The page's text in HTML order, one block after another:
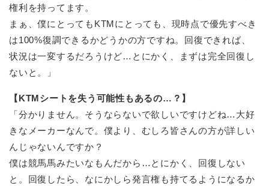
権利を持ってます。
まぁ、僕にとってもKTMにとっても、現時点で優先すべき
は100%復調できるかどうかの方ですね。回復できれば、
状況は一変するだろうけど…とにかく、まずは完全回復し
ないと。」
【KTMシートを失う可能性もあるの…？】
「分かりません。そうならないで欲しいですけどね…大好
きなメーカーなんで。僕より、むしろ皆さんの方が詳しい
んじゃないんですか？
僕は競馬馬みたいなもんだから…とにかく、回復しない
と。回復したら、なにかしら発言権も持てるようになるか